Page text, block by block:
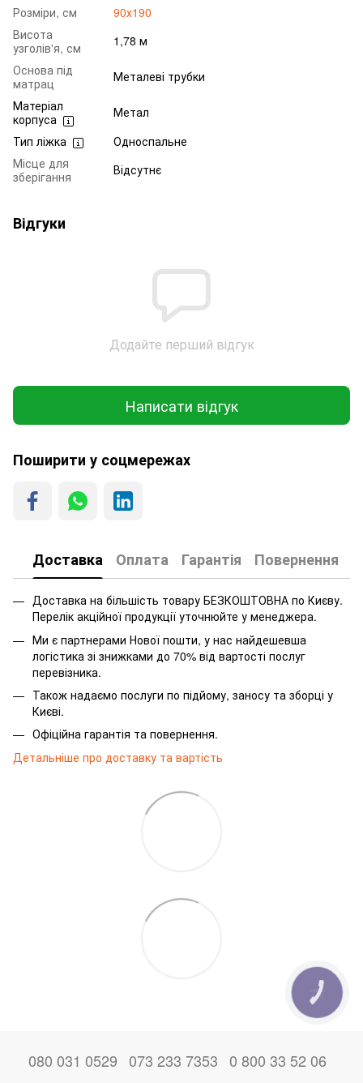
Розміри, см
90х190
Висота
узголів'я, см
1,78 м
Основа під
матрац
Металеві трубки
Матеріал
корпуса
Метал
Тип ліжка
Односпальне
Місце для
зберігання
Відсутнє
Відгуки
Додайте перший відгук
Написати відгук
Поширити у соцмережах
Доставка Оплата Гарантія Повернення
Доставка на більшість товару БЕЗКОШТОВНА по Києву.
Перелік акційної продукції уточнюйте у менеджера.
Ми є партнерами Нової пошти, у нас найдешевша
логістика зі знижками до 70% від вартості послуг
перевізника.
Також надаємо послуги по підйому, заносу та зборці у
Києві.
Офіційна гарантія та повернення.
Детальніше про доставку та вартість
080 031 0529 073 233 7353 0 800 33 52 06
КНОПКА
ЗВ'ЯЗКУ